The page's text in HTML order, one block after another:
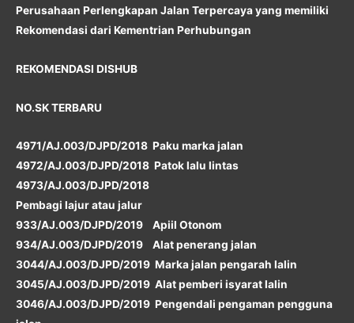
Perusahaan Perlengkapan Jalan Terpercaya yang memiliki
Rekomendasi dari Kementrian Perhubungan
REKOMENDASI DISHUB
NO.SK TERBARU
4971/AJ.003/DJPD/2018 Paku marka jalan
4972/AJ.003/DJPD/2018 Patok lalu lintas
4973/AJ.003/DJPD/2018
Pembagi lajur atau jalur
933/AJ.003/DJPD/2019 Apiil Otonom
934/AJ.003/DJPD/2019 Alat penerang jalan
3044/AJ.003/DJPD/2019 Marka jalan pengarah lalin
3045/AJ.003/DJPD/2019 Alat pemberi isyarat lalin
3046/AJ.003/DJPD/2019 Pengendali pengaman pengguna